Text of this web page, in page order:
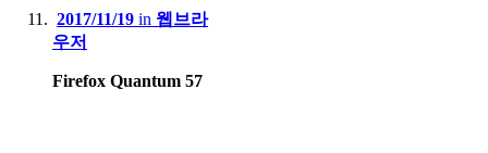
2017/11/19 in 웹브라
우저
Firefox Quantum 57